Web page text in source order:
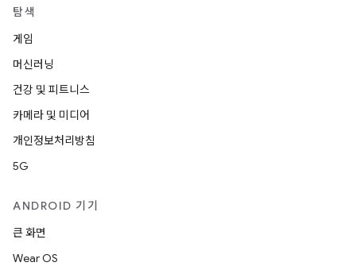
탐색
게임
머신러닝
건강 및 피트니스
카메라 및 미디어
개인정보처리방침
5G
ANDROID 기기
큰 화면
Wear OS